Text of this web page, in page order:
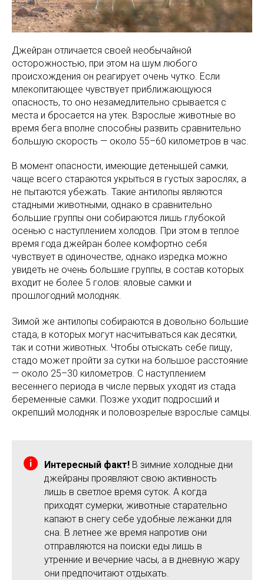
Джейран отличается своей необычайной
осторожностью, при этом на шум любого
происхождения он реагирует очень чутко. Если
млекопитающее чувствует приближающуюся
опасность, то оно незамедлительно срывается с
места и бросается на утек. Взрослые животные во
время бега вполне способны развить сравнительно
большую скорость — около 55–60 километров в час.
В момент опасности, имеющие детенышей самки,
чаще всего стараются укрыться в густых зарослях, а
не пытаются убежать. Такие антилопы являются
стадными животными, однако в сравнительно
большие группы они собираются лишь глубокой
осенью с наступлением холодов. При этом в теплое
время года джейран более комфортно себя
чувствует в одиночестве, однако изредка можно
увидеть не очень большие группы, в состав которых
входит не более 5 голов: яловые самки и
прошлогодний молодняк.
Зимой же антилопы собираются в довольно большие
стада, в которых могут насчитываться как десятки,
так и сотни животных. Чтобы отыскать себе пищу,
стадо может пройти за сутки на большое расстояние
— около 25–30 километров. С наступлением
весеннего периода в числе первых уходят из стада
беременные самки. Позже уходит подросший и
окрепший молодняк и половозрелые взрослые самцы.
Интересный факт! В зимние холодные дни
джейраны проявляют свою активность
лишь в светлое время суток. А когда
приходят сумерки, животные старательно
капают в снегу себе удобные лежанки для
сна. В летнее же время напротив они
отправляются на поиски еды лишь в
утренние и вечерние часы, а в дневную жару
они предпочитают отдыхать.